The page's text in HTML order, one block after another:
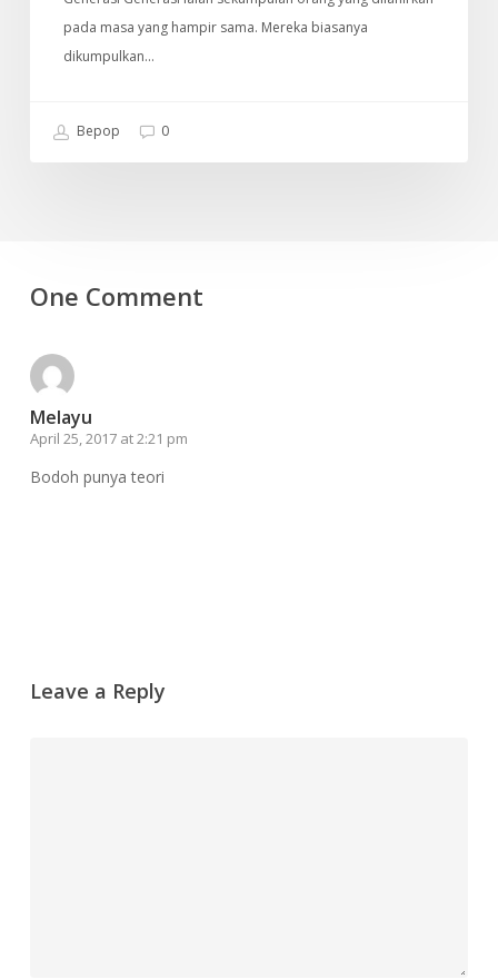
pada masa yang hampir sama. Mereka biasanya
dikumpulkan…
Bepop 0
One Comment
Melayu
April 25, 2017 at 2:21 pm
Bodoh punya teori
Leave a Reply